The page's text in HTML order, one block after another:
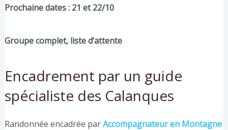
Prochaine dates : 21 et 22/10
Groupe complet, liste d’attente
Encadrement par un guide
spécialiste des Calanques
Randonnée encadrée parAccompagnateur en Montagne